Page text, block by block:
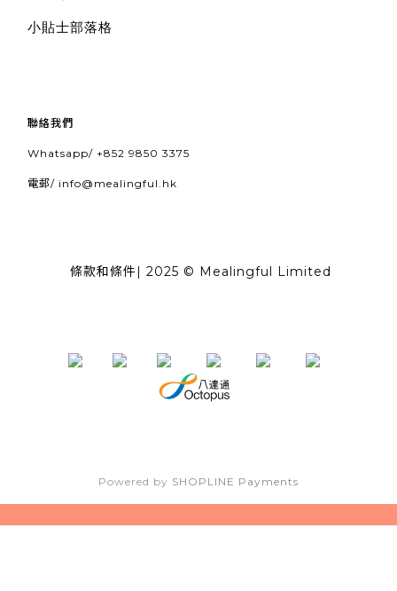
小貼士部落格
聯絡我們
Whatsapp/ +852 9850 3375
電郵/ info@mealingful.hk
條款和條件| 2025 © Mealingful Limited
Powered by SHOPLINE Payments